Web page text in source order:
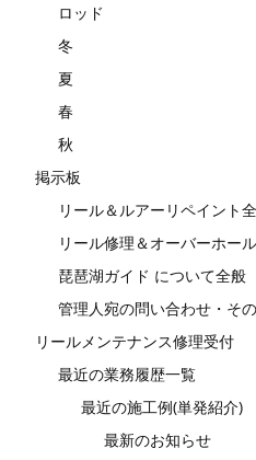
ロッド
冬
夏
春
秋
掲示板
リール＆ルアーリペイント
リール修理＆オーバーホー
琵琶湖ガイド について全般
管理人宛の問い合わせ・そ
リールメンテナンス修理受付
最近の業務履歴一覧
最近の施工例(単発紹介)
最新のお知らせ